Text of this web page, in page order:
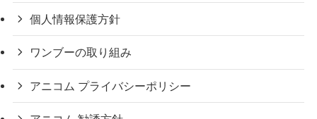
個人情報保護方針
ワンブーの取り組み
アニコム プライバシーポリシー